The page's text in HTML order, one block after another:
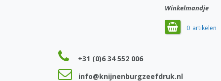
Winkelmandje
0
+31 (0)6 34 552 006
info@knijnenburgzeefdruk.nl